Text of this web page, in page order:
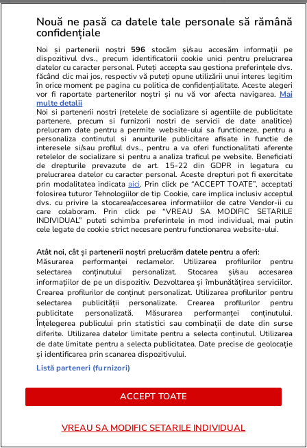
Lifestyle 18 iul.
Semnele deshidratării și cum să
o previi
Lifestyle 17 iul.
De ce să nu păstrezi cartofii
lângă ceapă
Lifestyle 20 iul.
Ce este batch cooking și cum îți
poate simplifica mesele
săptămânale
Nouă ne pasă ca datele tale personale să rămână
confidențiale
Noi și partenerii noștri 596 stocăm și/sau accesăm informații pe
dispozitivul dvs., precum identificatorii cookie unici pentru prelucrarea
datelor cu caracter personal. Puteți accepta sau gestiona preferințele dvs.
făcând clic mai jos, respectiv vă puteți opune utilizării unui interes legitim
în orice moment pe pagina cu politica de confidențialitate. Aceste alegeri
vor fi raportate partenerilor noștri și nu vă vor afecta navigarea. Mai
multe detalii
Noi si partenerii nostri (retelele de socializare si agentiile de publicitate
partenere, precum si furnizorii nostri de servicii de date analitice)
prelucram date pentru a permite website-ului sa functioneze, pentru a
personaliza continutul si anunturile publicitare afisate in functie de
interesele si/sau profilul dvs., pentru a va oferi functionalitati aferente
retelelor de socializare si pentru a analiza traficul pe website. Beneficiati
de drepturile prevazute de art. 15-22 din GDPR in legatura cu
prelucrarea datelor cu caracter personal. Aceste drepturi pot fi exercitate
prin modalitatea indicataaici. Prin click pe “ACCEPT TOATE”, acceptati
folosirea tuturor Tehnologiilor de tip Cookie, care implica inclusiv acceptul
dvs. cu privire la stocarea/accesarea informatiilor de catre Vendor-ii cu
care colaboram. Prin click pe “VREAU SA MODIFIC SETARILE
INDIVIDUAL” puteti schimba preferintele in mod individual, mai putin
cele legate de cookie strict necesare pentru functionarea website-ului.
Atât noi, cât și partenerii noștri prelucrăm datele pentru a oferi:
Măsurarea performanței reclamelor. Utilizarea profilurilor pentru
selectarea conținutului personalizat. Stocarea și/sau accesarea
informațiilor de pe un dispozitiv. Dezvoltarea și îmbunătățirea serviciilor.
Crearea profilurilor de conținut personalizat. Utilizarea profilurilor pentru
selectarea publicității personalizate. Crearea profilurilor pentru
publicitate personalizată. Măsurarea performanței conținutului.
Înțelegerea publicului prin statistici sau combinații de date din surse
diferite. Utilizarea datelor limitate pentru a selecta conținutul. Utilizarea
de date limitate pentru a selecta publicitatea. Date precise de geolocație
și identificarea prin scanarea dispozitivului.
Listă parteneri (furnizori)
ACCEPT TOATE
VREAU SA MODIFIC SETARILE INDIVIDUAL